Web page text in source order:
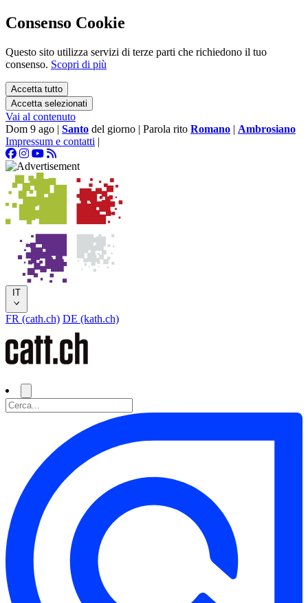
Consenso Cookie
Questo sito utilizza servizi di terze parti che richiedono il tuo
consenso. Scopri di più
Accetta tutto
Accetta selezionati
Vai al contenuto
Dom 9 ago | Santo del giorno | Parola rito Romano | Ambrosiano
Impressum e contatti |
IT
FR (cath.ch) DE (kath.ch)